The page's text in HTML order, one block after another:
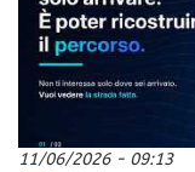
11/06/2026 - 09:13